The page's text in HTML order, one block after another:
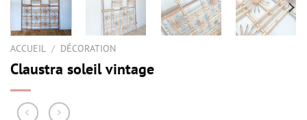
ACCUEIL / DÉCORATION
Claustra soleil vintage